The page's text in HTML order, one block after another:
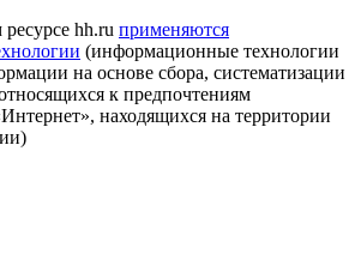
hh.ru применяются
(информационные технологии
на основе сбора, систематизации
к предпочтениям
находящихся на территории